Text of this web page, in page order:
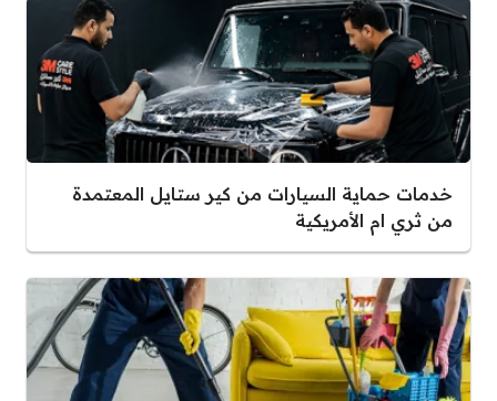
خدمات حماية السيارات من كير ستايل المعتمدة
من ثري ام الأمريكية